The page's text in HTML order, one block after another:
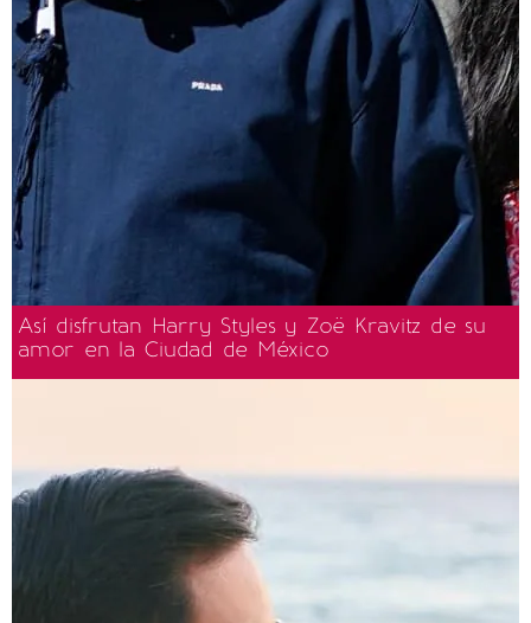
Así disfrutan Harry Styles y Zoë Kravitz de su
amor en la Ciudad de México